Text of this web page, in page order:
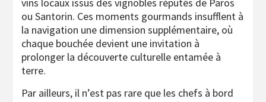
ou Santorin. Ces moments gourmands insufflent à
la navigation une dimension supplémentaire, où
chaque bouchée devient une invitation à
prolonger la découverte culturelle entamée à
terre.
Par ailleurs, il n’est pas rare que les chefs à bord